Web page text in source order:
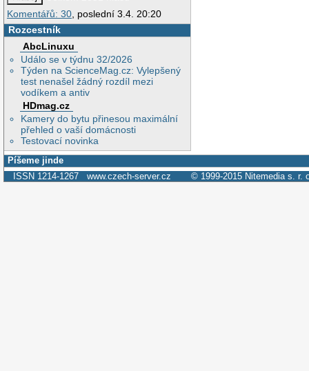
Komentářů: 30 , poslední 3.4. 20:20
Rozcestník
AbcLinuxu
Událo se v týdnu 32/2026
Týden na ScienceMag.cz: Vylepšený
test nenašel žádný rozdíl mezi
vodíkem a antiv
HDmag.cz
Kamery do bytu přinesou maximální
přehled o vaší domácnosti
Testovací novinka
Píšeme jinde
ISSN 1214-1267 www.czech-server.cz © 1999-2015 Nitemedia s. r.